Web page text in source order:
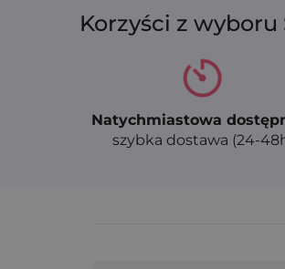
Korzyści z wyboru
Natychmiastowa
szybka dostawa (24-